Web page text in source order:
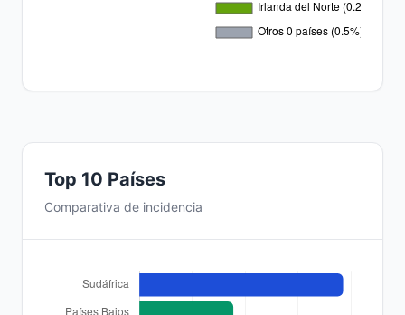
Top 10 Países
Comparativa de incidencia